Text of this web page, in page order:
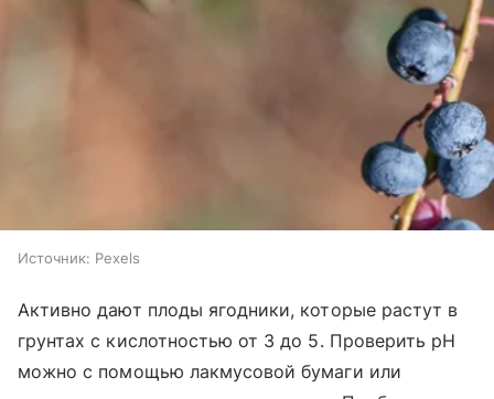
Источник: Pexels
Активно дают плоды ягодники, которые растут в
грунтах с кислотностью от 3 до 5. Проверить pH
можно с помощью лакмусовой бумаги или